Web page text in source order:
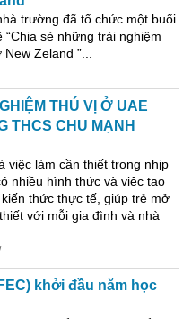
trường đã tổ chức một buổi
sẻ những trải nghiệm
New Zeland ”...
THÚ VỊ Ở UAE
THCS CHU MẠNH
việc làm cần thiết trong nhịp
nhiều hình thức và việc tạo
thức thực tế, giúp trẻ mở
với mỗi gia đình và nhà
khởi đầu năm học